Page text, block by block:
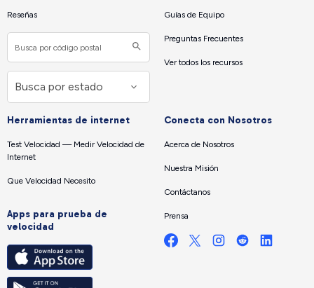
Reseñas Guías de Equipo
Preguntas Frecuentes
Ver todos los recursos
Herramientas de internet
Test Velocidad — Medir Velocidad de
Internet
Que Velocidad Necesito
Apps para prueba de
velocidad
Conecta con Nosotros
Acerca de Nosotros
Nuestra Misión
Contáctanos
Prensa